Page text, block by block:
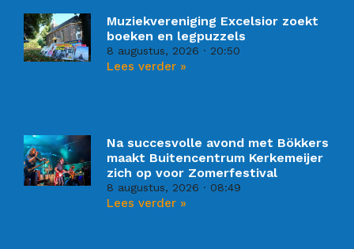
Muziekvereniging Excelsior zoekt
boeken en legpuzzels
8 augustus, 2026 20:50
Lees verder »
Na succesvolle avond met Bökkers
maakt Buitencentrum Kerkemeijer
zich op voor Zomerfestival
8 augustus, 2026 08:49
Lees verder »